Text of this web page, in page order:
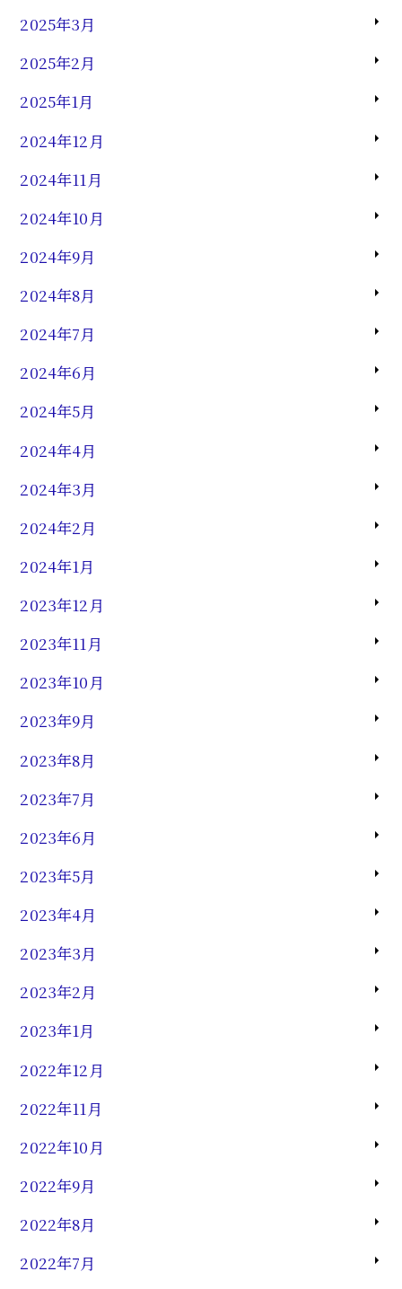
2025年3月
2025年2月
2025年1月
2024年12月
2024年11月
2024年10月
2024年9月
2024年8月
2024年7月
2024年6月
2024年5月
2024年4月
2024年3月
2024年2月
2024年1月
2023年12月
2023年11月
2023年10月
2023年9月
2023年8月
2023年7月
2023年6月
2023年5月
2023年4月
2023年3月
2023年2月
2023年1月
2022年12月
2022年11月
2022年10月
2022年9月
2022年8月
2022年7月